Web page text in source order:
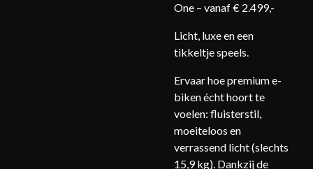
One – vanaf € 2.499,-
Licht, luxe en een
tikkeltje speels.
Ervaar hoe premium e-
biken écht hoort te
voelen: fluisterstil,
moeiteloos en
verrassend licht (slechts
15,9 kg). Dankzij de